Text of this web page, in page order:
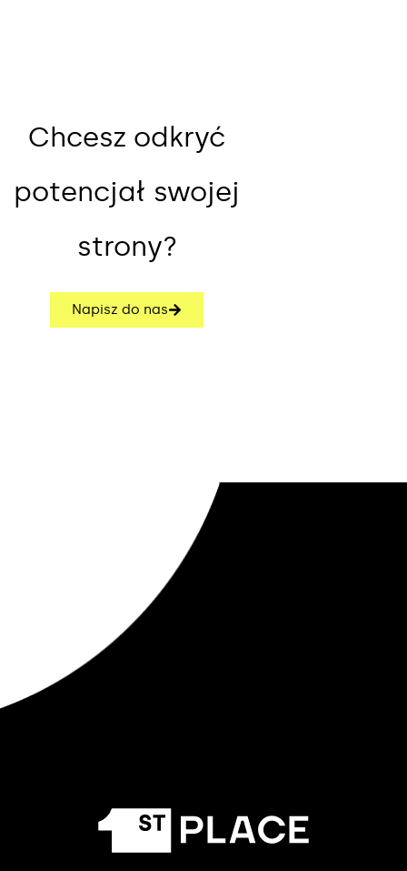
Chcesz odkryć
potencjał swojej
strony?
Napisz do nas